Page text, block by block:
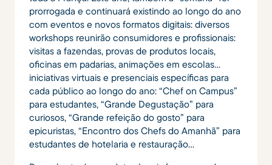
prorrogada e continuará existindo ao longo do ano
com eventos e novos formatos digitais: diversos
workshops reunirão consumidores e profissionais:
visitas a fazendas, provas de produtos locais,
oficinas em padarias, animações em escolas...
iniciativas virtuais e presenciais específicas para
cada público ao longo do ano: “Chef on Campus”
para estudantes, “Grande Degustação” para
curiosos, “Grande refeição do gosto” para
epicuristas, “Encontro dos Chefs do Amanhã” para
estudantes de hotelaria e restauração…